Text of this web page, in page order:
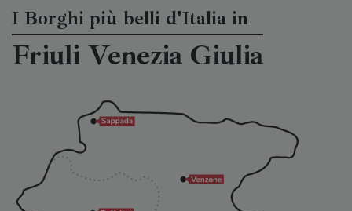
I Borghi più belli d'Italia in
Friuli Venezia Giulia